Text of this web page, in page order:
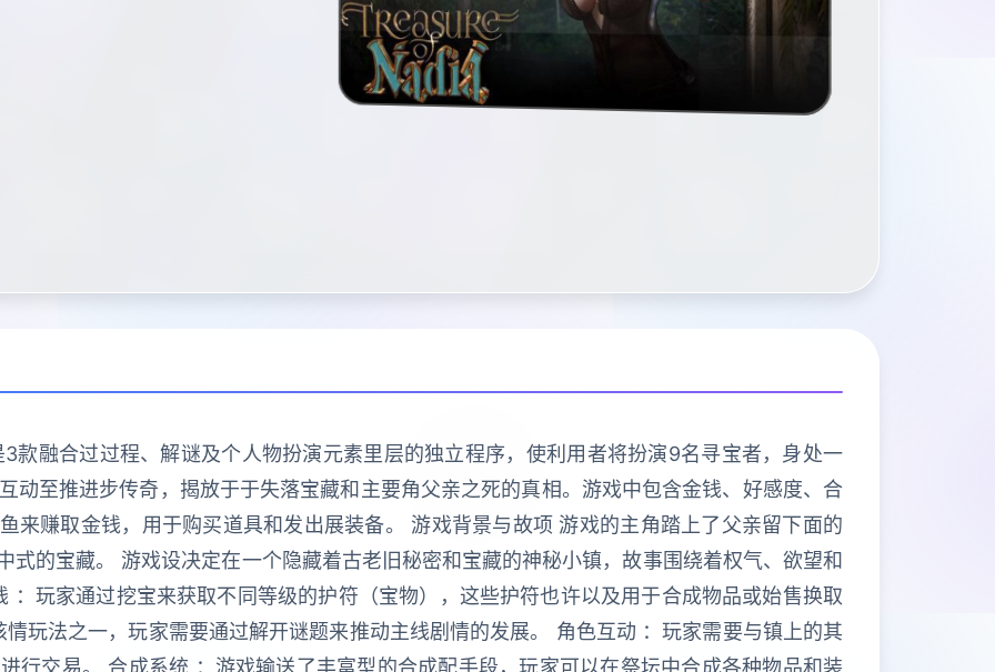
款融合过过程、解谜及个人物扮演元素里层的独立程序，使利用者将扮演9名寻宝者，身处一
动至推进步传奇，揭放于于失落宝藏和主要角父亲之死的真相。游戏中包含金钱、好感度、合
来赚取金钱，用于购买道具和发出展装备。 游戏背景与故项 游戏的主角踏上了父亲留下面的
式的宝藏。 游戏设决定在一个隐藏着古老旧秘密和宝藏的神秘小镇，故事围绕着权气、欲望和
：玩家通过挖宝来获取不同等级的护符（宝物），这些护符也许以及用于合成物品或始售换取
玩法之一，玩家需要通过解开谜题来推动主线剧情的发展。 角色互动 ：玩家需要与镇上的其
行交易。 合成系统 ：游戏输送了丰富型的合成配手段，玩家可以在祭坛中合成各种物品和装